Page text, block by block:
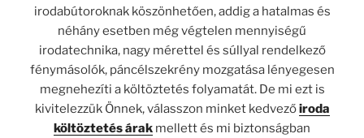
irodabútoroknak köszönhetően, addig a hatalmas és
néhány esetben még végtelen mennyiségű
irodatechnika, nagy mérettel és súllyal rendelkező
fénymásolók, páncélszekrény mozgatása lényegesen
megnehezíti a költöztetés folyamatát. De mi ezt is
kivitelezzük Önnek, válasszon minket kedvezőiroda
költöztetés árak mellett és mi biztonságban